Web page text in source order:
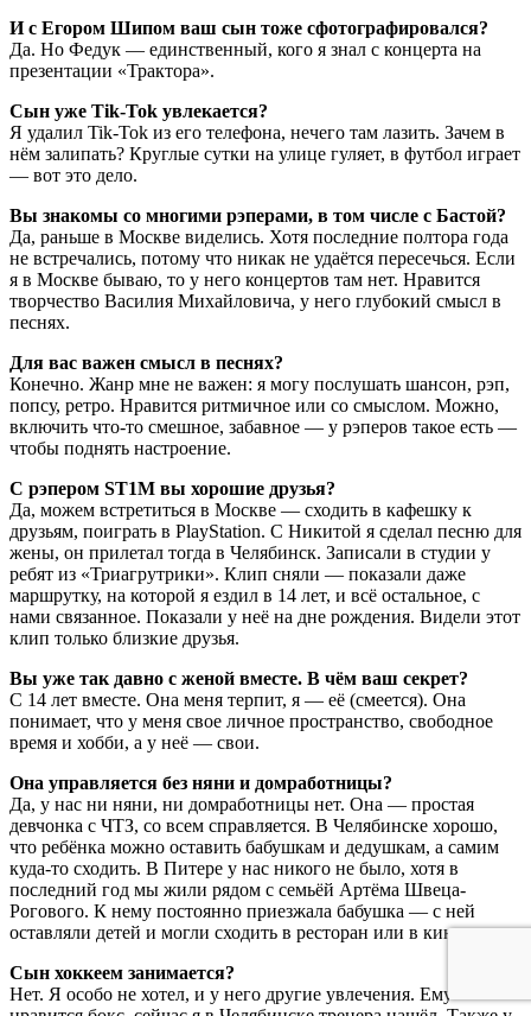
И с Егором Шипом ваш сын тоже сфотографировался?
Да. Но Федук — единственный, кого я знал с концерта на
презентации «Трактора».
Сын уже Tik-Tok увлекается?
Я удалил Tik-Tok из его телефона, нечего там лазить. Зачем в
нём залипать? Круглые сутки на улице гуляет, в футбол играет
— вот это дело.
Вы знакомы со многими рэперами, в том числе с Бастой?
Да, раньше в Москве виделись. Хотя последние полтора года
не встречались, потому что никак не удаётся пересечься. Если
я в Москве бываю, то у него концертов там нет. Нравится
творчество Василия Михайловича, у него глубокий смысл в
песнях.
Для вас важен смысл в песнях?
Конечно. Жанр мне не важен: я могу послушать шансон, рэп,
попсу, ретро. Нравится ритмичное или со смыслом. Можно,
включить что-то смешное, забавное — у рэперов такое есть —
чтобы поднять настроение.
С рэпером ST1M вы хорошие друзья?
Да, можем встретиться в Москве — сходить в кафешку к
друзьям, поиграть в PlayStation. С Никитой я сделал песню для
жены, он прилетал тогда в Челябинск. Записали в студии у
ребят из «Триагрутрики». Клип сняли — показали даже
маршрутку, на которой я ездил в 14 лет, и всё остальное, с
нами связанное. Показали у неё на дне рождения. Видели этот
клип только близкие друзья.
Вы уже так давно с женой вместе. В чём ваш секрет?
С 14 лет вместе. Она меня терпит, я — её (смеется). Она
понимает, что у меня свое личное пространство, свободное
время и хобби, а у неё — свои.
Она управляется без няни и домработницы?
Да, у нас ни няни, ни домработницы нет. Она — простая
девчонка с ЧТЗ, со всем справляется. В Челябинске хорошо,
что ребёнка можно оставить бабушкам и дедушкам, а самим
куда-то сходить. В Питере у нас никого не было, хотя в
последний год мы жили рядом с семьёй Артёма Швеца-
Рогового. К нему постоянно приезжала бабушка — с ней
оставляли детей и могли сходить в ресторан или в кино.
Сын хоккеем занимается?
Нет. Я особо не хотел, и у него другие увлечения. Ему